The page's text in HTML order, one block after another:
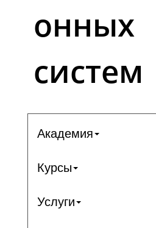
онных
систем
Академия
Курсы
Услуги